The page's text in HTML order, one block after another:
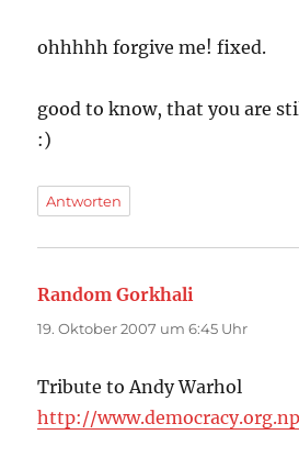
ohhhhh forgive me! fixed.
good to know, that you are
:)
Antworten
Random Gorkhali
19. Oktober 2007 um 6:45 Uhr
Tribute to Andy Warhol
http://www.democracy.org.np